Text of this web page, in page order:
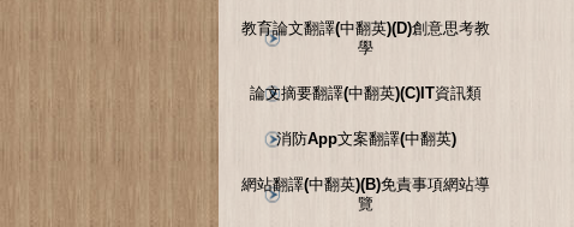
教育論文翻譯(中翻英)(D)創意思考教
學
論文摘要翻譯(中翻英)(C)IT資訊類
消防App文案翻譯(中翻英)
網站翻譯(中翻英)(B)免責事項網站導
覽